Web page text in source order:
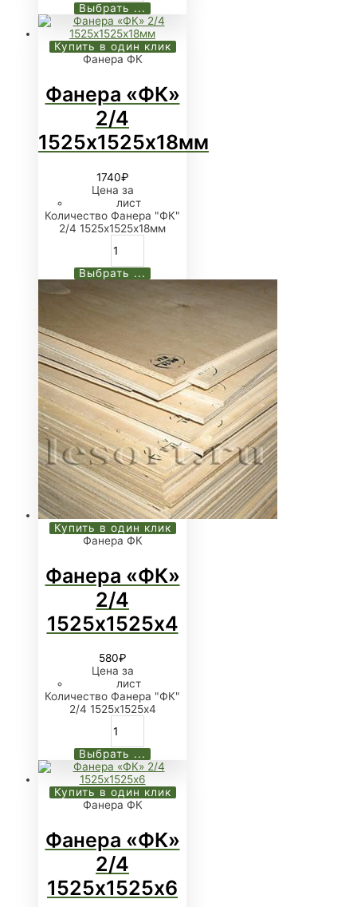
Выбрать ...
Купить в один клик
Фанера ФК
Фанера «ФК»
2/4
1525х1525х18мм
1740₽
Цена за
лист
Количество Фанера "ФК"
2/4 1525х1525х18мм
Выбрать ...
Купить в один клик
Фанера ФК
Фанера «ФК»
2/4
1525х1525х4
580₽
Цена за
лист
Количество Фанера "ФК"
2/4 1525х1525х4
Выбрать ...
Купить в один клик
Фанера ФК
Фанера «ФК»
2/4
1525х1525х6